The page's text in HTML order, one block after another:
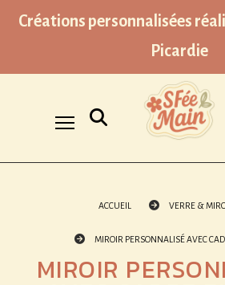
Créations personnalisées
Picardie
Ouvrir la
ACCUEIL VERRE &
MIROIR PERSONNALISÉ AVEC
MIROIR PERSONNALISÉ